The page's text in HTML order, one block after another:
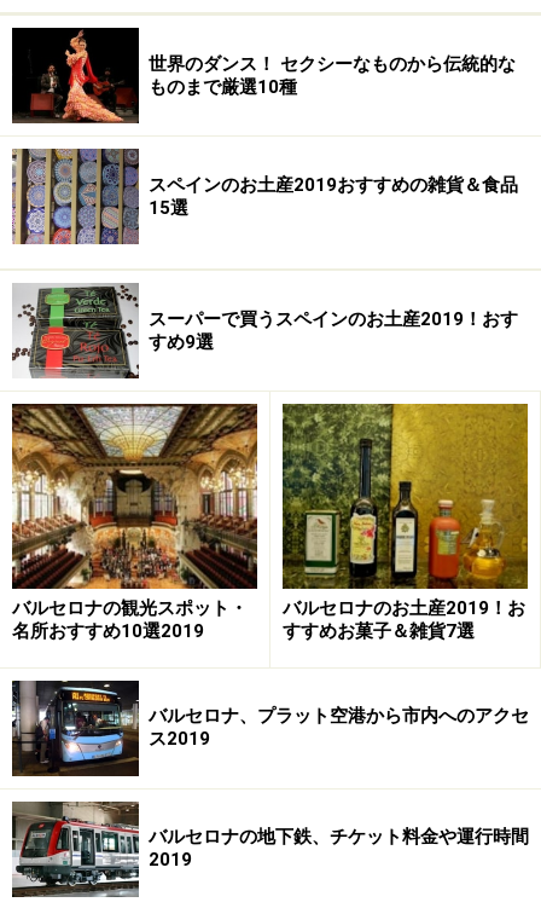
支店があります。国内のワインはもちろん、世界のワイ
ンもさすがの品揃えです。スペインでは国内ワインの消
費が主なので、日本では手に入りにくいお宝物のフラン
スワインに出会える可能性も！ 日本へ郵送してくれるサ
ービスもあります。
＜DATA＞
■Lavinia （ラビニア）
マドリッド店
TEL：（34）91 426 0604
バルセロナ店
住所：Aveda.Diagonal 605
TEL： （34）93 363 4445
世界のダンス！ セクシーなものから伝統的な
ものまで厳選10種
スペインのお土産2019おすすめの雑貨＆食品
15選
スーパーで買うスペインのお土産2019！おす
すめ9選
バルセロナの観光スポット・
名所おすすめ10選2019
バルセロナのお土産2019！お
すすめお菓子＆雑貨7選
バルセロナ、プラット空港から市内へのアクセ
ス2019
バルセロナの地下鉄、チケット料金や運行時間
2019